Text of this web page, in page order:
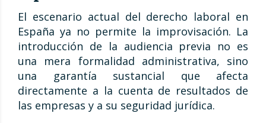
El escenario actual del derecho laboral en
España ya no permite la improvisación. La
introducción de la audiencia previa no es
una mera formalidad administrativa, sino
una garantía sustancial que afecta
directamente a la cuenta de resultados de
las empresas y a su seguridad jurídica.